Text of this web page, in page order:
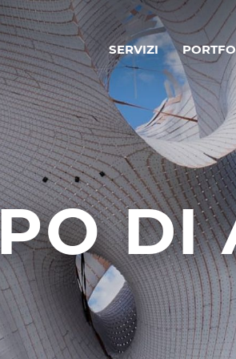
SERVIZI
DI